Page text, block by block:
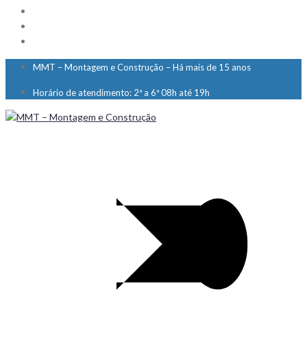
MMT – Montagem e Construção – Há mais de 15 anos
Horário de atendimento: 2ª a 6ª 08h até 19h